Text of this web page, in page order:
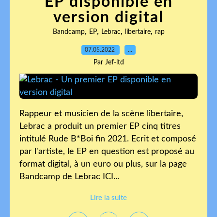
version digital
Bandcamp, EP, Lebrac, libertaire, rap
07.05.2022 …
Par Jef-ltd
Rappeur et musicien de la scène libertaire,
Lebrac a produit un premier EP cinq titres
intitulé Rude B*Boi fin 2021. Ecrit et composé
par l'artiste, le EP en question est proposé au
format digital, à un euro ou plus, sur la page
Bandcamp de Lebrac ICI...
Lire la suite